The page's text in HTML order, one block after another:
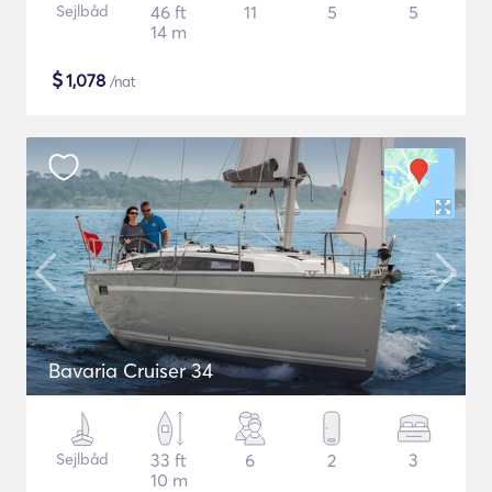
Sejlbåd
46 ft
14 m
11 5 5
$1,078 /nat
Bavaria Cruiser 34
Sejlbåd
33 ft
10 m
6 2 3